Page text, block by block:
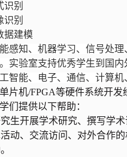
识别
识别
据建模
感知、机器学习、信号处
实验室支持优秀学生到国
智能、电子、通信、计算
片机/FPGA等硬件系统开发
们提供以下帮助：
生开展学术研究、撰写学
动、交流访问、对外合作